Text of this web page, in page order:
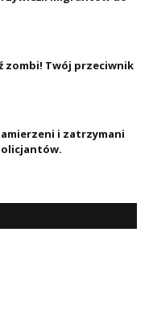
zombi! Twój przeciwnik
i zatrzymani